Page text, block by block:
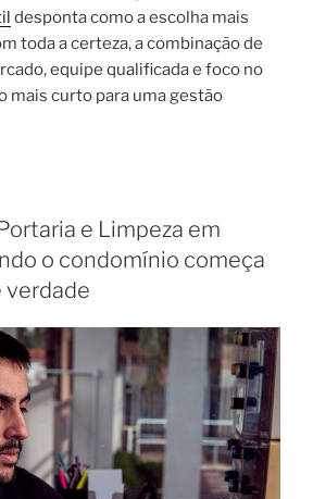
desponta como a escolha mais
toda a certeza, a combinação de
equipe qualificada e foco no
mais curto para uma gestão
e Limpeza em
o condomínio começa
verdade